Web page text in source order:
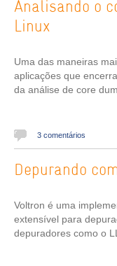
Analisando o
Linux
Uma das maneiras
aplicações que
da análise de core
3 comentários
Depurando
Voltron é uma
extensível para
depuradores como o